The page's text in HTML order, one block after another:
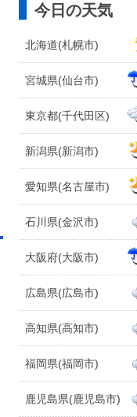
今日の天気
北海道(札幌市)
宮城県(仙台市)
東京都(千代田区)
新潟県(新潟市)
愛知県(名古屋市)
石川県(金沢市)
大阪府(大阪市)
広島県(広島市)
高知県(高知市)
福岡県(福岡市)
鹿児島県(鹿児島市)